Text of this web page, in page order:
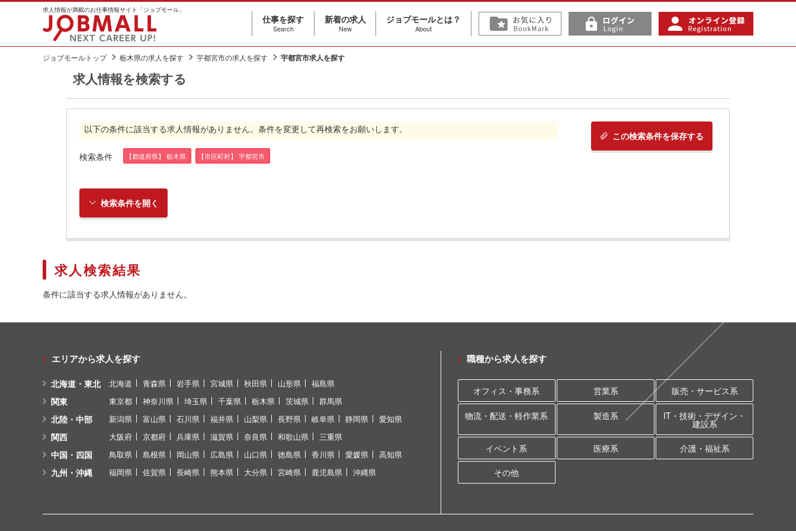
求人情報が満載のお仕事情報サイト「ジョブモール」
仕事を探す
Search
新着の求人
New
ジョブモールとは？
About
ジョブモールトップ 栃木県の求人を探す 宇都宮市の求人を探す 宇都宮市求人を探す
求人情報を検索する
この検索条件を保存する
以下の条件に該当する求人情報がありません。条件を変更して再検索をお願いします。
検索条件 【都道府県】 栃木県 【市区町村】 宇都宮市
検索条件を開く
求人検索結果
条件に該当する求人情報がありません。
エリアから求人を探す
北海道・東北 北海道 青森県 岩手県 宮城県 秋田県 山形県 福島県
関東 東京都 神奈川県 埼玉県 千葉県 栃木県 茨城県 群馬県
北陸・中部 新潟県 富山県 石川県 福井県 山梨県 長野県 岐阜県 静岡県 愛知県
関西 大阪府 京都府 兵庫県 滋賀県 奈良県 和歌山県 三重県
中国・四国 鳥取県 島根県 岡山県 広島県 山口県 徳島県 香川県 愛媛県 高知県
九州・沖縄 福岡県 佐賀県 長崎県 熊本県 大分県 宮崎県 鹿児島県 沖縄県
職種から求人を探す
オフィス・事務系 営業系 販売・サービス系
物流・配送・軽作業系 製造系 IT・技術・デザイン・
建設系
イベント系 医療系 介護・福祉系
その他